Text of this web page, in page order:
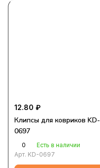
12.80 ₽
Клипсы для ковриков KD-
0697
0
Есть в наличии
Арт. KD-0697